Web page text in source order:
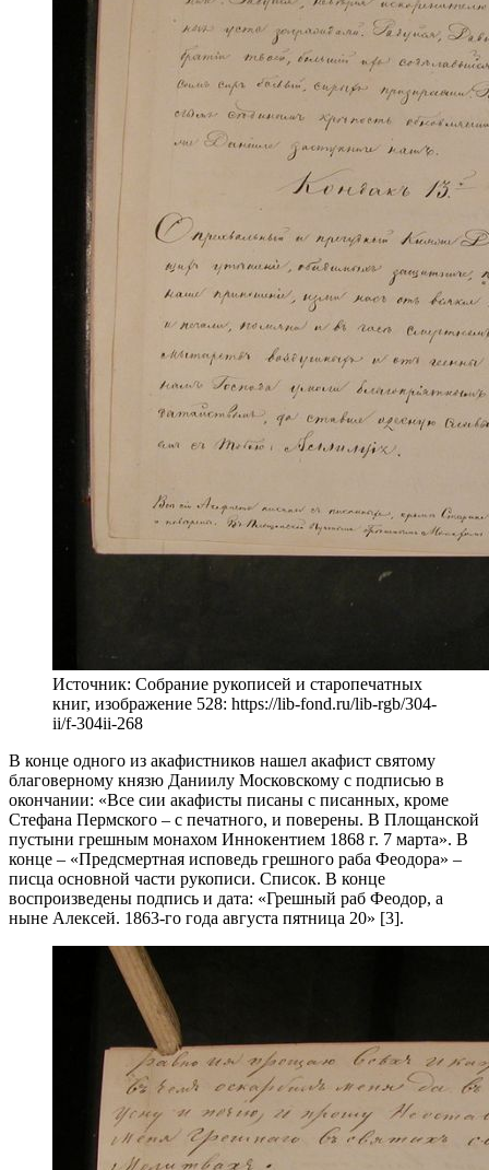
Источник: Собрание рукописей и старопечатных
книг, изображение 528: https://lib-fond.ru/lib-rgb/304-
ii/f-304ii-268
В конце одного из акафистников нашел акафист святому
благоверному князю Даниилу Московскому с подписью в
окончании: «Все сии акафисты писаны с писанных, кроме
Стефана Пермского – с печатного, и поверены. В Площанской
пустыни грешным монахом Иннокентием 1868 г. 7 марта». В
конце – «Предсмертная исповедь грешного раба Феодора» –
писца основной части рукописи. Список. В конце
воспроизведены подпись и дата: «Грешный раб Феодор, а
ныне Алексей. 1863-го года августа пятница 20» [3].